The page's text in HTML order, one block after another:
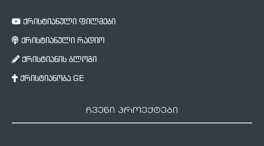
ქრისტიანული ფილმები
ქრისტიანული რადიო
ქრისტიანის ბლოგი
ქრისტიანობა.GE
ჩვენი პროექტები